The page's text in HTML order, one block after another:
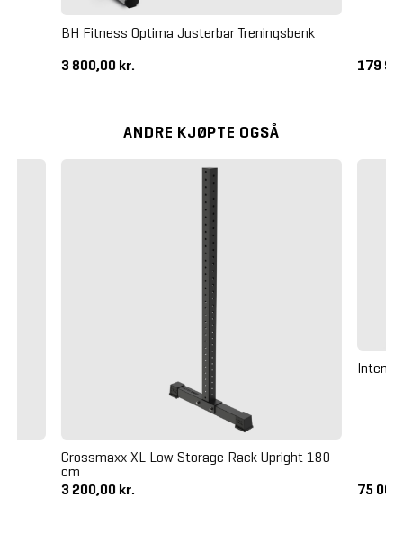
BH Fitness Optima Justerbar Treningsbenk
3 800,00 kr.
179
ANDRE KJØPTE OGSÅ
Crossmaxx XL Low Storage Rack Upright 180
cm
3 200,00 kr.
75